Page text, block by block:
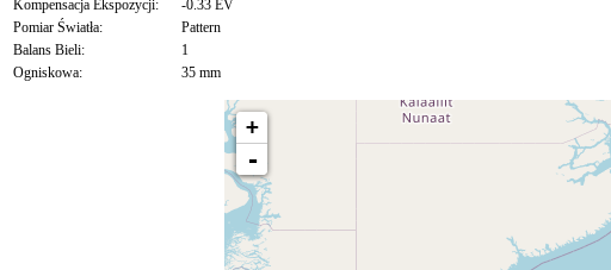
Kompensacja Ekspozycji:
-0.33 EV
Pomiar Światła:
Pattern
Balans Bieli:
1
Ogniskowa:
35 mm
+
-